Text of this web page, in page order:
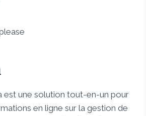
est une solution tout-en-un pour
en ligne sur la gestion de